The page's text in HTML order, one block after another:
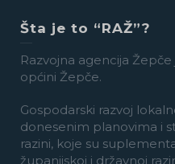
Šta je to “RAŽ”?
Razvojna agencija
općini Žepče.
Gospodarski razvoj
donesenim planovima i
razini, koje su
županijskoj i državnoj